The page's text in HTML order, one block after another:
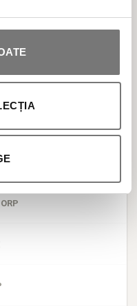
produse cosmetice